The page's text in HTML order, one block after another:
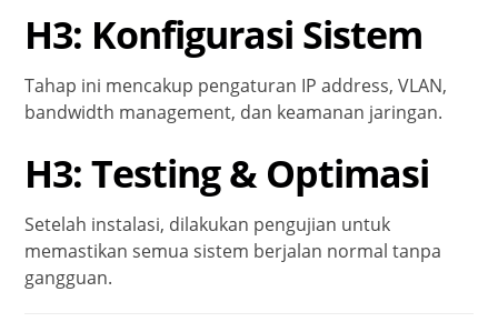
H3: Konfigurasi Sistem
Tahap ini mencakup pengaturan IP address, VLAN,
bandwidth management, dan keamanan jaringan.
H3: Testing & Optimasi
Setelah instalasi, dilakukan pengujian untuk
memastikan semua sistem berjalan normal tanpa
gangguan.